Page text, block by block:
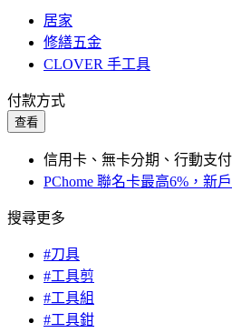
居家
修繕五金
CLOVER 手工具
付款方式
查看
信用卡、無卡分期、行動支
PChome 聯名卡最高6%，新
搜尋更多
#刀具
#工具剪
#工具組
#工具鉗